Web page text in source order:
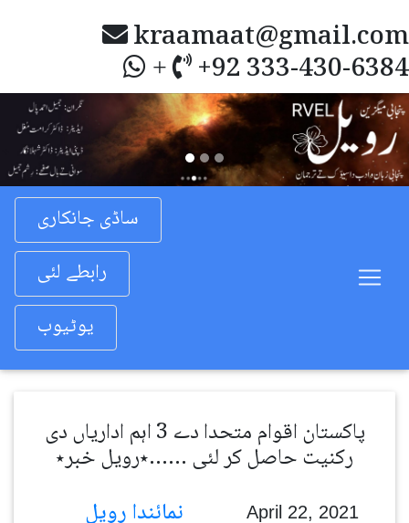
kraamaat@gmail.com
+ +92 333-430-6384
Previous
ساڈی جانکاری
رابطے لئی
یوٹیوب
پاکستان اقوام متحدا دے 3 اہم اداریاں دی
رکنیت حاصل کر لئی ……٭رویل خبر٭
April 22, 2021